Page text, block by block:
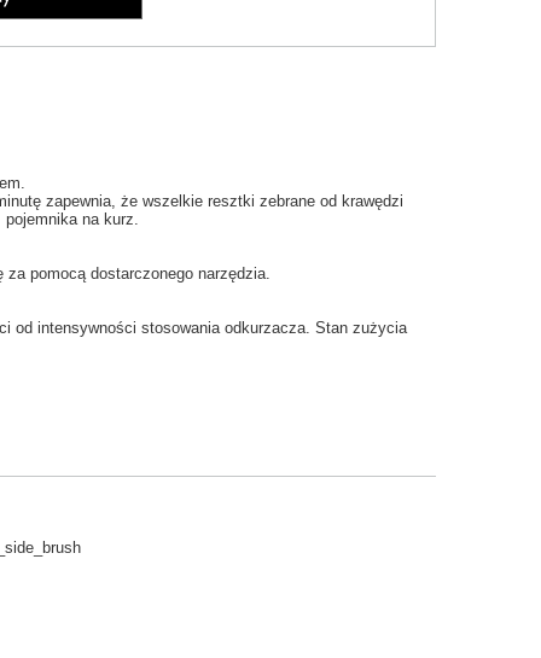
zapewnia, że wszelkie resztki zebrane od krawędzi
pojemnika na kurz.
za pomocą dostarczonego narzędzia.
od intensywności stosowania odkurzacza. Stan zużycia